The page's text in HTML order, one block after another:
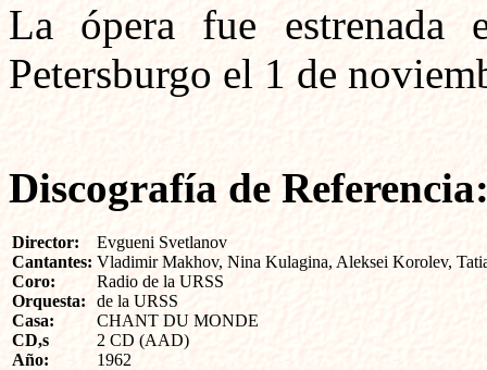
La ópera fue
Petersburgo el 1 de
Discografía de
Director:
Cantantes:
Coro:
Orquesta:
Casa:
CD,s
Año:
Evgueni Svetlanov
Vladimir Makhov, Nina Kulagina, Aleksei Korolev,
Radio de la URSS
de la URSS
CHANT DU MONDE
2 CD (AAD)
1962